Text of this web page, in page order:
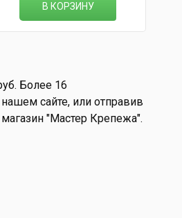
В КОРЗИНУ
Более 16
сайте, или отправив
магазин "Мастер Крепежа".